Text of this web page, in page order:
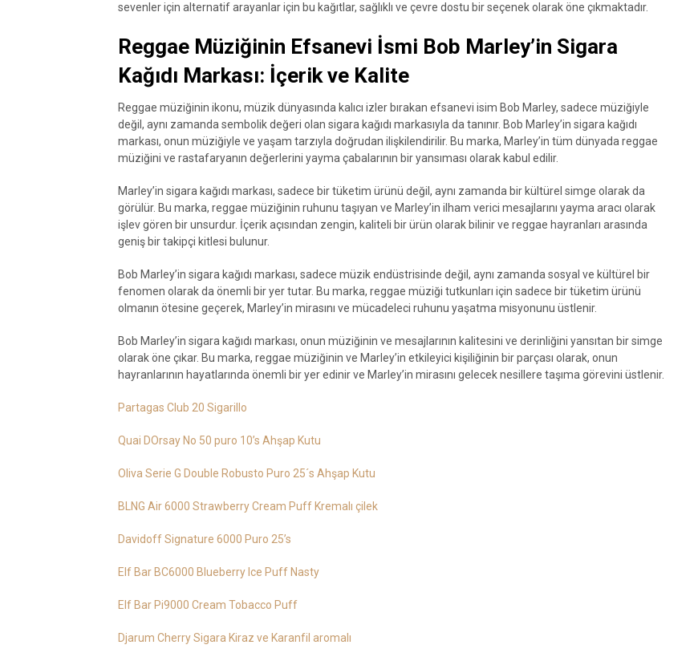
sevenler için alternatif arayanlar için bu kağıtlar, sağlıklı ve çevre dostu bir seçenek olarak öne çıkmaktadır.
Reggae Müziğinin Efsanevi İsmi Bob Marley’in Sigara
Kağıdı Markası: İçerik ve Kalite
Reggae müziğinin ikonu, müzik dünyasında kalıcı izler bırakan efsanevi isim Bob Marley, sadece müziğiyle
değil, aynı zamanda sembolik değeri olan sigara kağıdı markasıyla da tanınır. Bob Marley’in sigara kağıdı
markası, onun müziğiyle ve yaşam tarzıyla doğrudan ilişkilendirilir. Bu marka, Marley’in tüm dünyada reggae
müziğini ve rastafaryanın değerlerini yayma çabalarının bir yansıması olarak kabul edilir.
Marley’in sigara kağıdı markası, sadece bir tüketim ürünü değil, aynı zamanda bir kültürel simge olarak da
görülür. Bu marka, reggae müziğinin ruhunu taşıyan ve Marley’in ilham verici mesajlarını yayma aracı olarak
işlev gören bir unsurdur. İçerik açısından zengin, kaliteli bir ürün olarak bilinir ve reggae hayranları arasında
geniş bir takipçi kitlesi bulunur.
Bob Marley’in sigara kağıdı markası, sadece müzik endüstrisinde değil, aynı zamanda sosyal ve kültürel bir
fenomen olarak da önemli bir yer tutar. Bu marka, reggae müziği tutkunları için sadece bir tüketim ürünü
olmanın ötesine geçerek, Marley’in mirasını ve mücadeleci ruhunu yaşatma misyonunu üstlenir.
Bob Marley’in sigara kağıdı markası, onun müziğinin ve mesajlarının kalitesini ve derinliğini yansıtan bir simge
olarak öne çıkar. Bu marka, reggae müziğinin ve Marley’in etkileyici kişiliğinin bir parçası olarak, onun
hayranlarının hayatlarında önemli bir yer edinir ve Marley’in mirasını gelecek nesillere taşıma görevini üstlenir.
Partagas Club 20 Sigarillo
Quai DOrsay No 50 puro 10’s Ahşap Kutu
Oliva Serie G Double Robusto Puro 25´s Ahşap Kutu
BLNG Air 6000 Strawberry Cream Puff Kremalı çilek
Davidoff Signature 6000 Puro 25’s
Elf Bar BC6000 Blueberry Ice Puff Nasty
Elf Bar Pi9000 Cream Tobacco Puff
Djarum Cherry Sigara Kiraz ve Karanfil aromalı